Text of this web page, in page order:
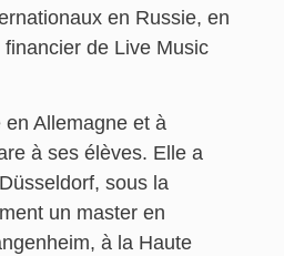
en Russie, en
de Live Music
Allemagne et à
à ses élèves. Elle a
sous la
un master en
à la Haute